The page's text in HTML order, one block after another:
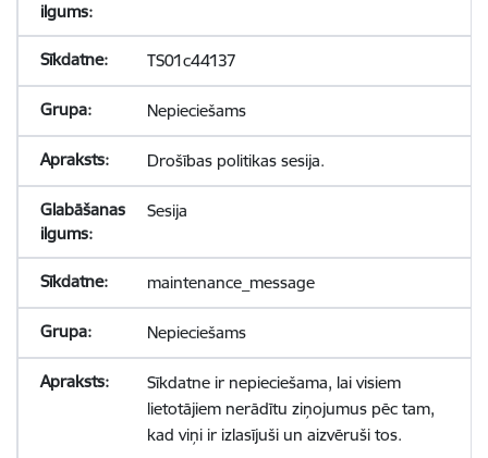
TS01c44137
Nepieciešams
Drošības politikas sesija.
Sesija
maintenance_message
Nepieciešams
Sīkdatne ir nepieciešama, lai visiem
lietotājiem nerādītu ziņojumus pēc tam,
kad viņi ir izlasījuši un aizvēruši tos.